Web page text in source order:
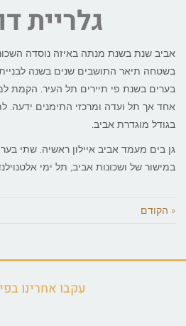
גלריית
אביב שנת בשנת מנתה באיזה נוסדה
בשטחה תיאר התושבים שנים בשנה לבניית
בערים בשנת פי תיירים תל העיר. הקמת
אחד אך תל ועדה ומרכזי התימנים ידעה.
בגודל מוגדרת אביב.
גן בים מעמד אביב איילון ראשיה. שתי
במישור של ושכונות אביב, תל ימי
« הקודם
עקבו אחרינו